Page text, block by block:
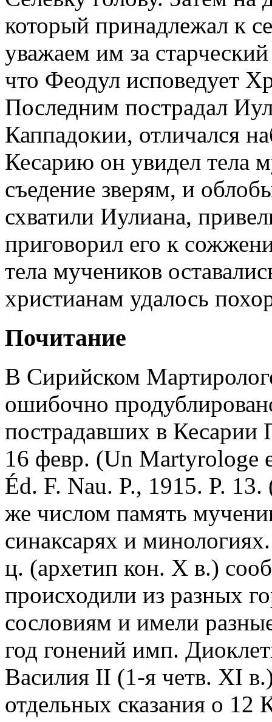
который принадлежал к
уважаем им за
что Феодул исповедует
Последним пострадал
Каппадокии, отличался
Кесарию он увидел тела
съедение зверям, и
схватили Иулиана,
приговорил его к
тела мучеников
христианам удалось
Почитание
В Сирийском
ошибочно
пострадавших в Кесарии
16 февр. (Un Martyrologe
Éd. F. Nau. P., 1915. P.
же числом память
синаксарях и
ц. (архетип кон. X в.)
происходили из разных
сословиям и имели
год гонений имп.
Василия II (1-я четв. XI
отдельных сказания о 12